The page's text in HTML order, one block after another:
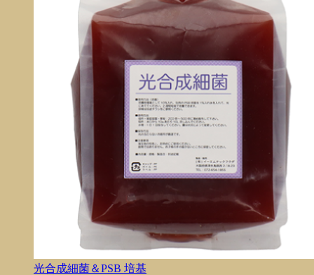
光合成細菌＆PSB 培基